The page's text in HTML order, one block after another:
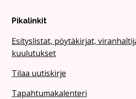
Pikalinkit
Esityslistat, pöytäkirjat,
kuulutukset
Tilaa uutiskirje
Tapahtumakalenteri